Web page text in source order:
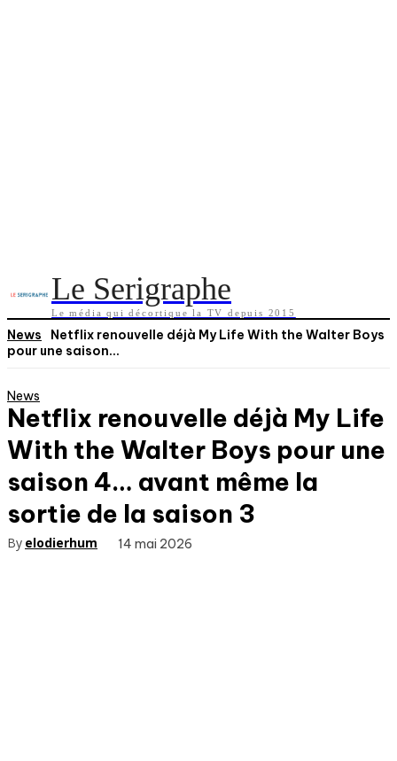
Le Serigraphe
Le média qui décortique la TV depuis 2015
News
Netflix renouvelle déjà My Life With the Walter Boys
pour une saison...
News
Netflix renouvelle déjà My Life
With the Walter Boys pour une
saison 4… avant même la
sortie de la saison 3
By elodierhum 14 mai 2026